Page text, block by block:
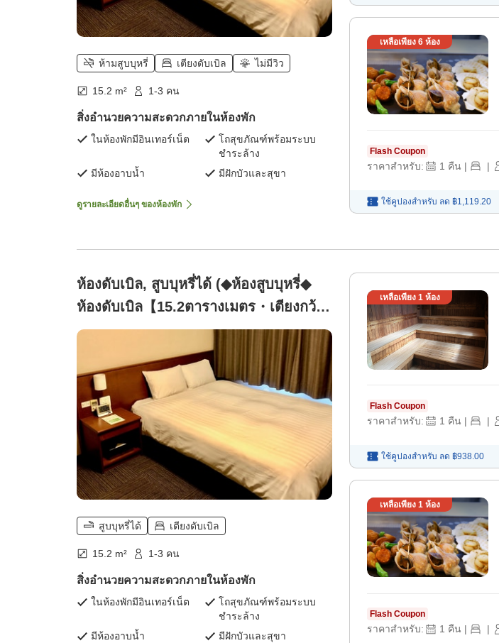
ห้ามสูบบุหรี่ เตียงดับเบิล ไม่มีวิว
15.2 m² 1-3 คน
สิ่งอำนวยความสะดวกภายในห้องพัก
ในห้องพักมีอินเทอร์เน็ต
โถสุขภัณฑ์พร้อมระบบ
ชำระล้าง
มีห้องอาบน้ำ
มีฝักบัวและสุขา
ดูรายละเอียดอื่นๆ ของห้องพัก
เหลือเพียง 6ห้อง
Flash Coupon
ราคาสำหรับ: 1 คืน | |
ใช้คูปองสำหรับ ลด ฿1,119.20
ห้องดับเบิล, สูบบุหรี่ได้ (◆ห้องสูบบุหรี่◆
ห้องดับเบิล【15.2ตารางเมตร・เตียงกว้าง
140 เซนติเมตร】)
สูบบุหรี่ได้ เตียงดับเบิล
15.2 m² 1-3 คน
สิ่งอำนวยความสะดวกภายในห้องพัก
ในห้องพักมีอินเทอร์เน็ต
โถสุขภัณฑ์พร้อมระบบ
ชำระล้าง
มีห้องอาบน้ำ
มีฝักบัวและสุขา
เหลือเพียง 1ห้อง
Flash Coupon
ราคาสำหรับ: 1 คืน | |
ใช้คูปองสำหรับ ลด ฿938.00
เหลือเพียง 1ห้อง
Flash Coupon
ราคาสำหรับ: 1 คืน | |